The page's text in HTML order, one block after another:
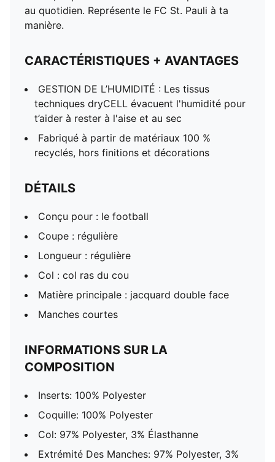
au quotidien. Représente le FC St. Pauli à ta
manière.
CARACTÉRISTIQUES + AVANTAGES
GESTION DE L’HUMIDITÉ : Les tissus
techniques dryCELL évacuent l'humidité pour
t’aider à rester à l'aise et au sec
Fabriqué à partir de matériaux 100 %
recyclés, hors finitions et décorations
DÉTAILS
Conçu pour : le football
Coupe : régulière
Longueur : régulière
Col : col ras du cou
Matière principale : jacquard double face
Manches courtes
INFORMATIONS SUR LA
COMPOSITION
Inserts: 100% Polyester
Coquille: 100% Polyester
Col: 97% Polyester, 3% Élasthanne
Extrémité Des Manches: 97% Polyester, 3%